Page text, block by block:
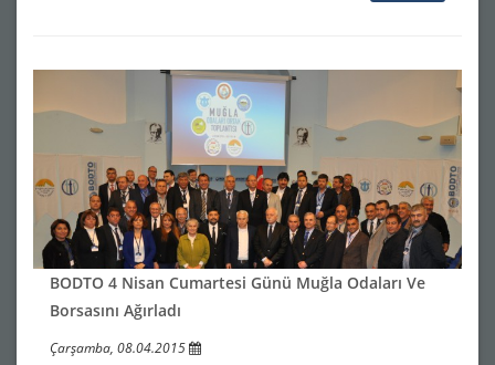
BODTO 4 Nisan Cumartesi Günü Muğla Odaları Ve
Borsasını Ağırladı
Çarşamba, 08.04.2015